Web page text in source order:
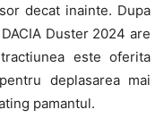
decat inainte. Dupa
Duster 2024 are
este oferita
deplasarea mai
pamantul.